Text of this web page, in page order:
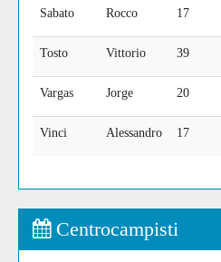
Sabato Rocco 17
Tosto Vittorio 39
Vargas Jorge 20
Vinci Alessandro 17
Centrocampisti